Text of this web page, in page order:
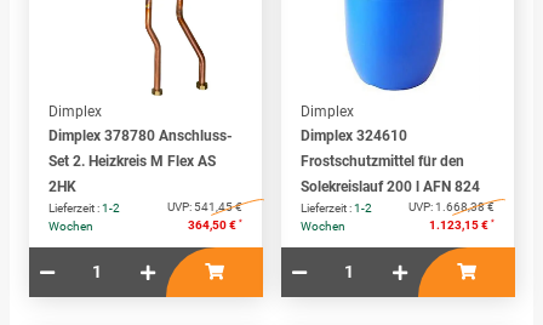
Dimplex
Dimplex 378780 Anschluss-
Set 2. Heizkreis M Flex AS
2HK
Lieferzeit :1-2
Wochen
UVP: 541,45 €
364,50 € *
Dimplex
Dimplex 324610
Frostschutzmittel für den
Solekreislauf 200 l AFN 824
Lieferzeit :1-2
Wochen
UVP:1.668,38 €
1.123,15 € *